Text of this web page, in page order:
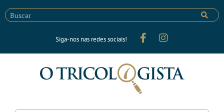
Siga-nos nas redes sociais!